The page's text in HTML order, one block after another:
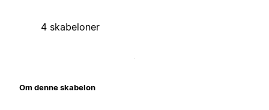
4 skabeloner
Om denne skabelon